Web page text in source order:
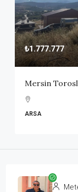
₺1.777.777
Mersin
ARSA